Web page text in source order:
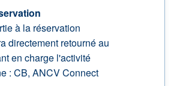
à la réservation
directement retourné au
en charge l'activité
: CB, ANCV Connect